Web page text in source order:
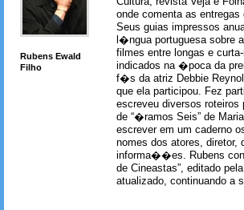
Rubens Ewald
Filho
onde comenta as
Seus guias impressos
l�ngua portuguesa sobre
filmes entre longas e
indicados na �poca da
f�s da atriz Debbie
que ela participou. Fez
escreveu diversos
de “�ramos Seis” de
escrever em um caderno
nomes dos atores, diretor,
informa��es. Rubens
de Cineastas”, editado
atualizado, continuando